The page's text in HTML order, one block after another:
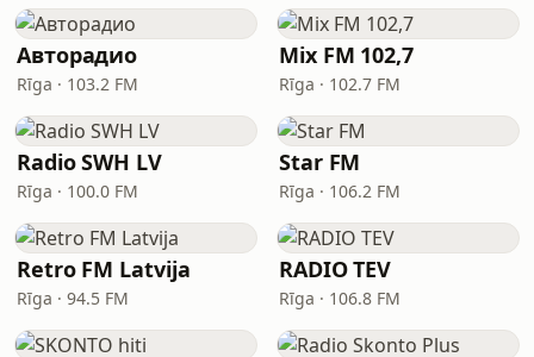
Авторадио
Rīga · 103.2 FM
Mix FM 102,7
Rīga · 102.7 FM
Radio SWH LV
Rīga · 100.0 FM
Star FM
Rīga · 106.2 FM
Retro FM Latvija
Rīga · 94.5 FM
RADIO TEV
Rīga · 106.8 FM